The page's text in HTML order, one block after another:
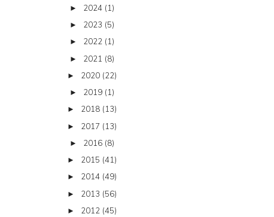
► 2024 (1)
► 2023 (5)
► 2022 (1)
► 2021 (8)
► 2020 (22)
► 2019 (1)
► 2018 (13)
► 2017 (13)
► 2016 (8)
► 2015 (41)
► 2014 (49)
► 2013 (56)
► 2012 (45)